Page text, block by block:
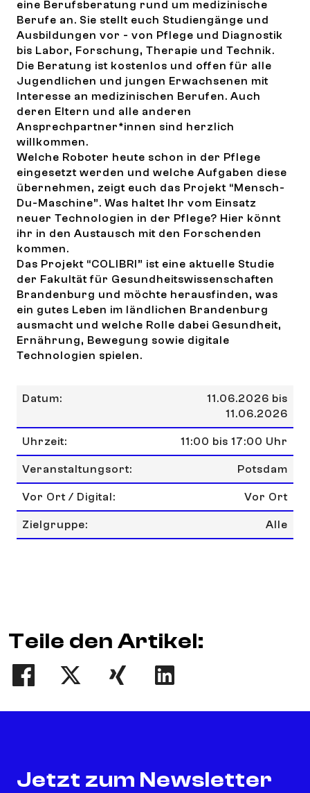
eine Berufsberatung rund um medizinische
Berufe an. Sie stellt euch Studiengänge und
Ausbildungen vor - von Pflege und Diagnostik
bis Labor, Forschung, Therapie und Technik.
Die Beratung ist kostenlos und offen für alle
Jugendlichen und jungen Erwachsenen mit
Interesse an medizinischen Berufen. Auch
deren Eltern und alle anderen
Ansprechpartner*innen sind herzlich
willkommen.
Welche Roboter heute schon in der Pflege
eingesetzt werden und welche Aufgaben diese
übernehmen, zeigt euch das Projekt “Mensch-
Du-Maschine”. Was haltet Ihr vom Einsatz
neuer Technologien in der Pflege? Hier könnt
ihr in den Austausch mit den Forschenden
kommen.
Das Projekt “COLIBRI” ist eine aktuelle Studie
der Fakultät für Gesundheitswissenschaften
Brandenburg und möchte herausfinden, was
ein gutes Leben im ländlichen Brandenburg
ausmacht und welche Rolle dabei Gesundheit,
Ernährung, Bewegung sowie digitale
Technologien spielen.
Datum:
11.06.2026 bis
11.06.2026
Uhrzeit: 11:00 bis 17:00 Uhr
Veranstaltungsort: Potsdam
Vor Ort / Digital: Vor Ort
Zielgruppe: Alle
Teile den Artikel:
Teilen Tweet Teilen Teilen
Jetzt zum Newsletter